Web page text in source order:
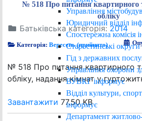
Управління
Юридичний відділ
Спостережна комісія
Старостинські округи
Гід з державних
Управління охорони
ВУВКГ інформує
Відділ культури,
інформує
Департамент
№ 518 Про питання квартирного
обліку
Батьківська категорія: 2014
Категорія:Вересень (прийнято)
№ 518 Про питання квартирного
обліку, надання кімнат у
Завантажити 77.50 KB